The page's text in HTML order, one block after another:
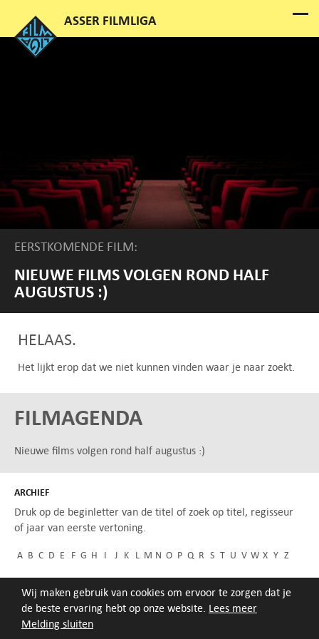
Melding sluiten
Wij maken gebruik van cookies om ervoor te zorgen dat je
de beste ervaring hebt op onze website. Lees meer
EERSTKOMENDE FILM:
NIEUWE FILMS VOLGEN ROND HALF
AUGUSTUS :)
HELAAS.
Het lijkt erop dat we niet kunnen vinden waar je naar zoekt.
FILMAGENDA
Nieuwe films volgen rond half augustus :)
ARCHIEF
Druk op de beginletter van de titel of zoek op titel, regisseur
of jaar van eerste vertoning.
A B C D E F G H I J K L M N O P Q R S T U V W X Y Z